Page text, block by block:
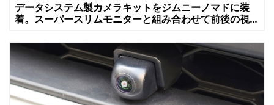
データシステム製カメラキットをジムニーノマドに装
着。スーパースリムモニターと組み合わせて前後の視界